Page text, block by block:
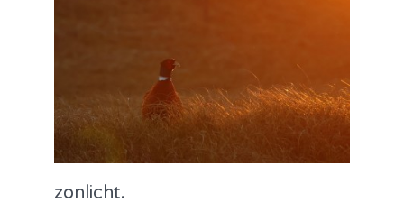
zonlicht.